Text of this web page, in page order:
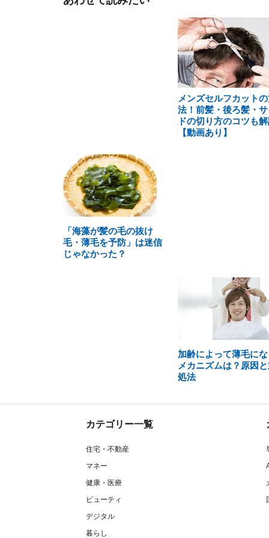
メンズセルフカット
法！前髪・後ろ髪・
ドの切り方のコツも
【動画あり】
「海藻が髪の毛の抜け
毛・薄毛を予防」は迷信
じゃなかった？
加齢によって薄毛に
メカニズムは？原因
処法
カテゴリー一覧
住宅・不動産
マネー
健康・医療
ビューティ
デジタル
暮らし